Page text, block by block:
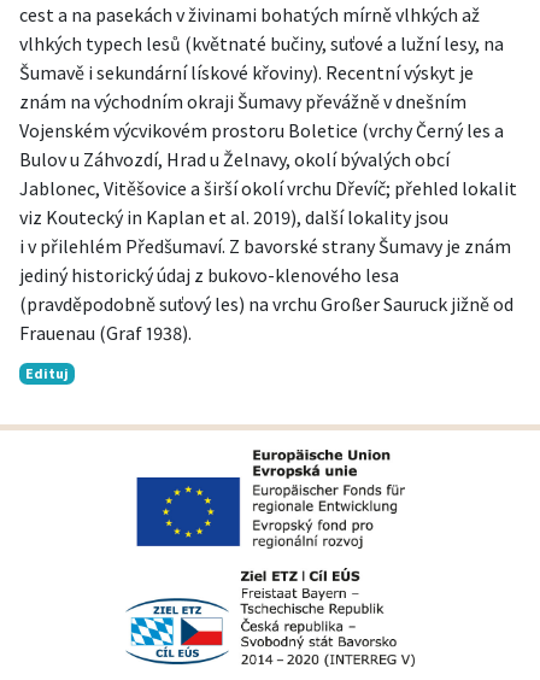
cest a na pasekách v živinami bohatých mírně vlhkých až
vlhkých typech lesů (květnaté bučiny, suťové a lužní lesy, na
Šumavě i sekundární lískové křoviny). Recentní výskyt je
znám na východním okraji Šumavy převážně v dnešním
Vojenském výcvikovém prostoru Boletice (vrchy Černý les a
Bulov u Záhvozdí, Hrad u Želnavy, okolí bývalých obcí
Jablonec, Vitěšovice a širší okolí vrchu Dřevíč; přehled lokalit
viz Koutecký in Kaplan et al. 2019), další lokality jsou
i v přilehlém Předšumaví. Z bavorské strany Šumavy je znám
jediný historický údaj z bukovo-klenového lesa
(pravděpodobně suťový les) na vrchu Großer Sauruck jižně od
Frauenau (Graf 1938).
Edituj